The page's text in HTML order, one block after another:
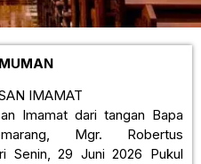
IMAMAT
Imamat dari tangan Bapa
Mgr. Robertus
Senin, 29 Juni 2026 Pukul